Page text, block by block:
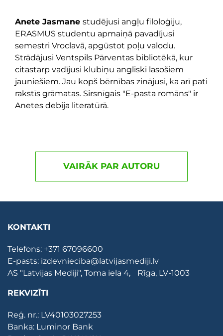
Anete Jasmane studējusi angļu filoloģiju,
ERASMUS studentu apmaiņā pavadījusi
semestri Vroclavā, apgūstot poļu valodu.
Strādājusi Ventspils Pārventas bibliotēkā, kur
citastarp vadījusi klubiņu angliski lasošiem
jauniešiem. Jau kopš bērnības zinājusi, ka arī pati
rakstīs grāmatas. Sirsnīgais "E-pasta romāns" ir
Anetes debija literatūrā.
VAIRĀK PAR AUTORU
KONTAKTI
Telefons: +371 67096600
E-pasts: izdevnieciba@latvijasmediji.lv
AS "Latvijas Mediji", Toma iela 4, Rīga, LV-1003
REKVIZĪTI
Reģ. nr.: LV40103027253
Banka: Luminor Bank